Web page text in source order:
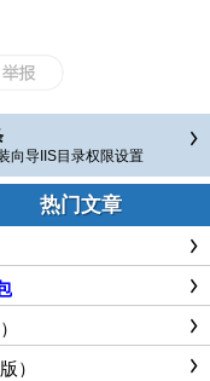
向导IIS目录权限设置
热门文章
）